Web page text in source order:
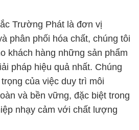
Trường Phát là đơn vị
phân phối hóa chất, chúng tôi
khách hàng những sản phẩm
pháp hiệu quả nhất. Chúng
của việc duy trì môi
và bền vững, đặc biệt trong
nhạy cảm với chất lượng